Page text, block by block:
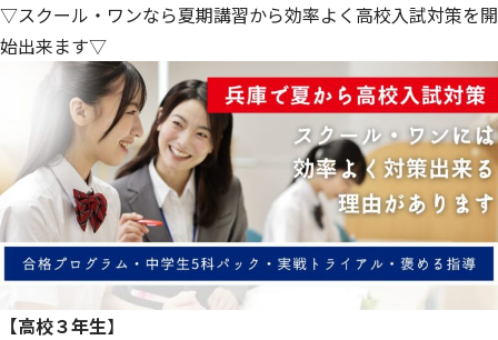
▽スクール・ワンなら夏期講習から効率よく高校入試対策を開
始出来ます▽
【高校３年生】